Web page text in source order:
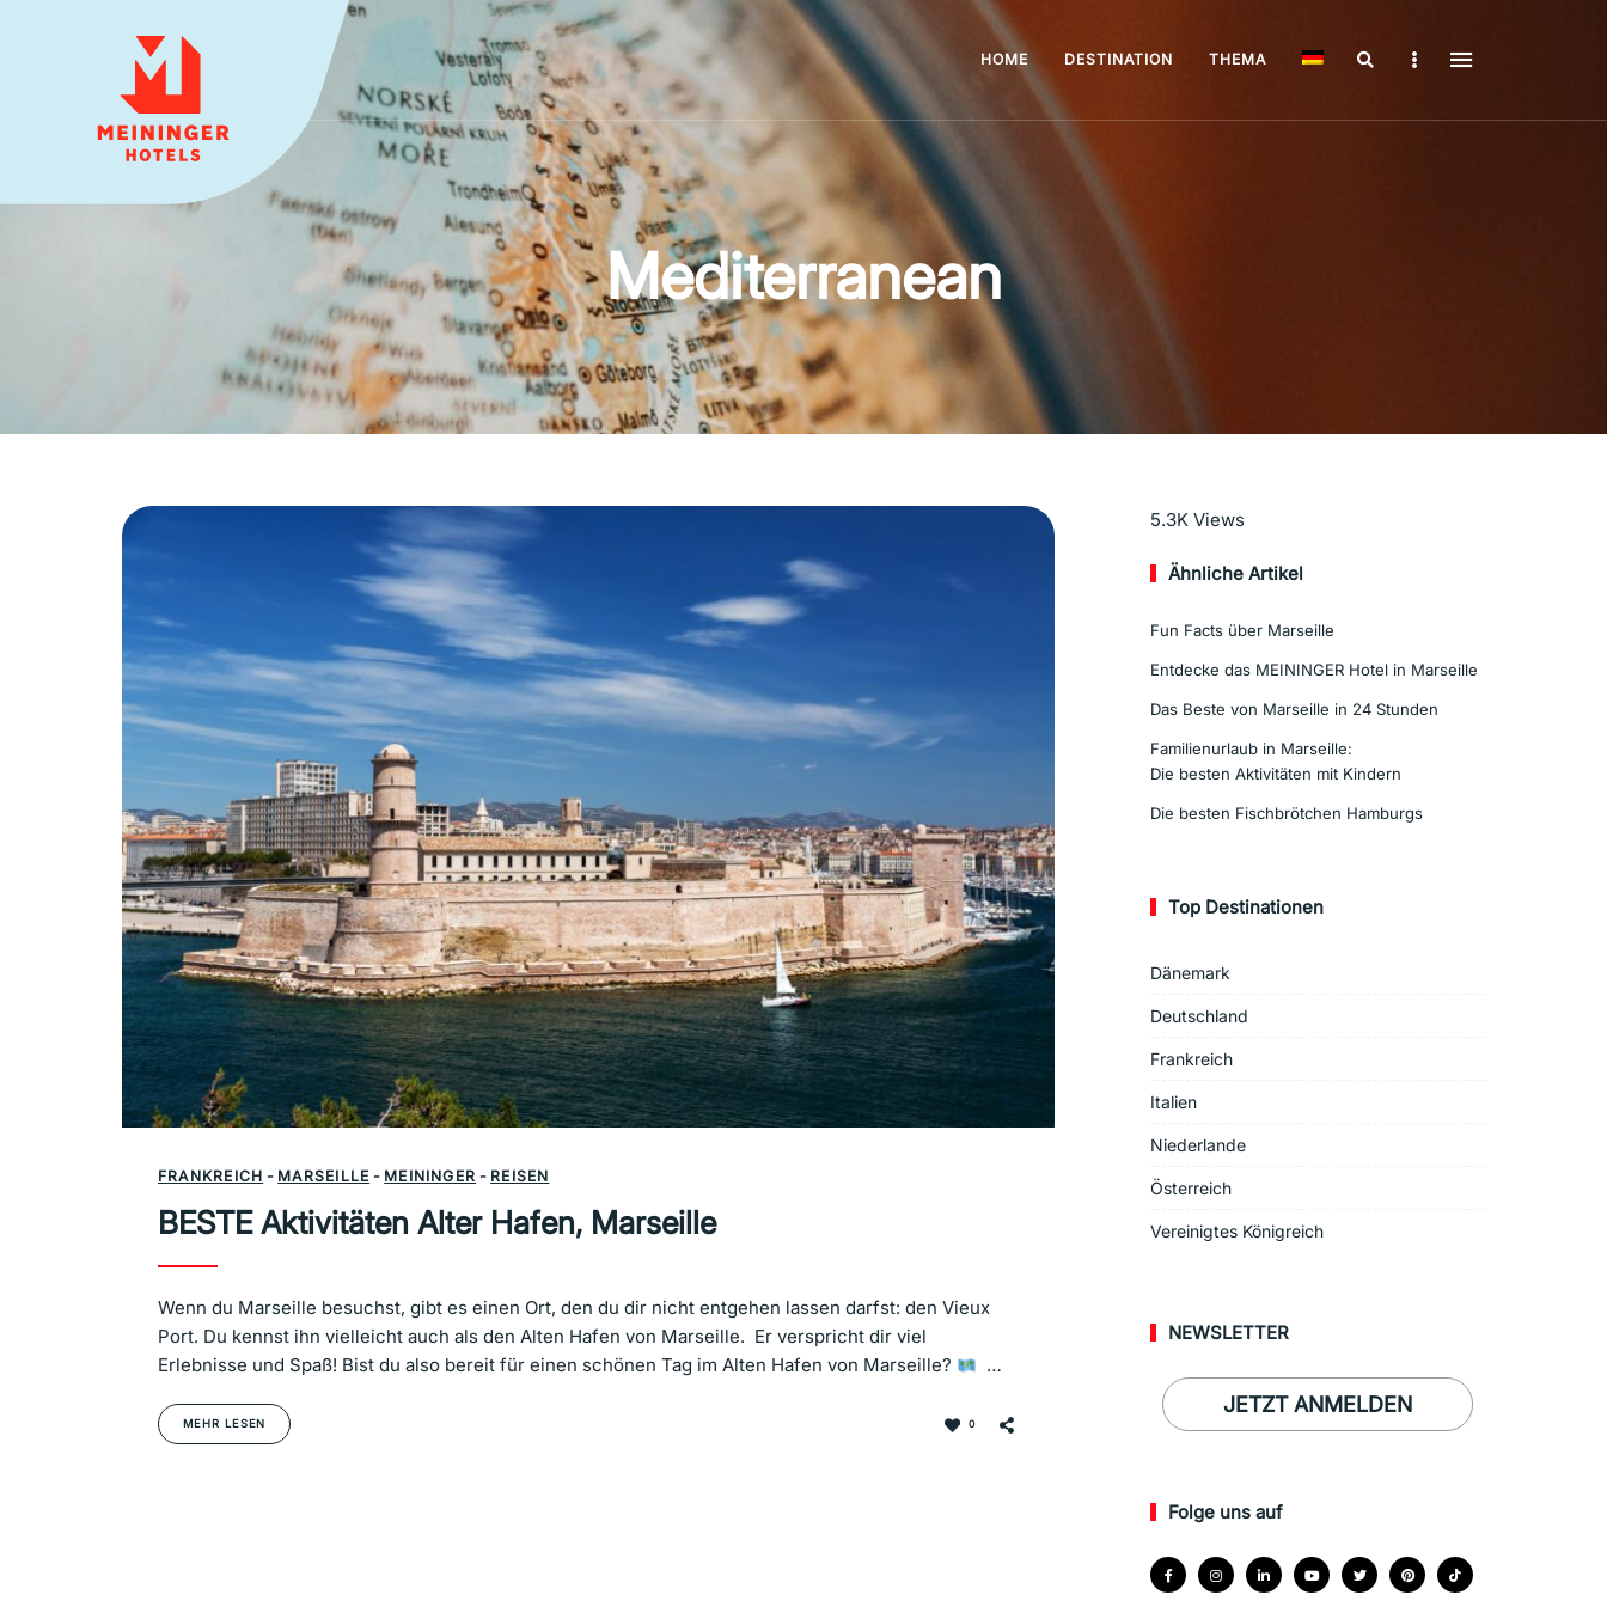
MEININGER HOTELS
HOME DESTINATION THEMA
SearchSidebar
Mediterranean
FRANKREICH - MARSEILLE - MEININGER - REISEN
BESTE Aktivitäten Alter Hafen, Marseille
Wenn du Marseille besuchst, gibt es einen Ort, den du dir nicht entgehen lassen darfst: den Vieux
Port. Du kennst ihn vielleicht auch als den Alten Hafen von Marseille. Er verspricht dir viel
Erlebnisse und Spaß! Bist du also bereit für einen schönen Tag im Alten Hafen von Marseille?
…
MEHR LESEN 0
Mehr lesen
5.3K Views
Ähnliche Artikel
Fun Facts über Marseille
Entdecke das MEININGER Hotel in Marseille
Das Beste von Marseille in 24 Stunden
Familienurlaub in Marseille:
Die besten Aktivitäten mit Kindern
Die besten Fischbrötchen Hamburgs
Top Destinationen
Dänemark
Deutschland
Frankreich
Italien
Niederlande
Österreich
Vereinigtes Königreich
NEWSLETTER
JETZT ANMELDEN
Folge uns auf